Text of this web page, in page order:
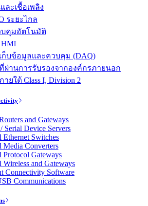
ละเชื้อเพลิง
ระยะไกล
บคุมอัตโนมัติ
บข้อมูลและควบคุม (DAQ)
านการรับรองจากองค์กรภายนอก
ยใต้ Class I, Division 2
and Gateways
Serial Device Servers
Ethernet Switches
Media Converters
Protocol Gateways
Wireless and Gateways
Connectivity Software
Communications